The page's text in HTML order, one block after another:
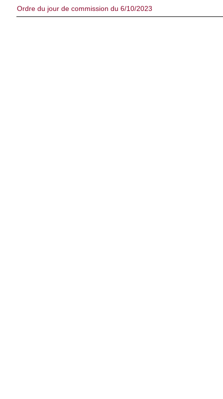
Ordre du jour de commission du 6/10/2023